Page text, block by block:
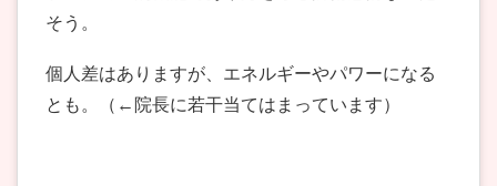
そう。
個人差はありますが、エネルギーやパワーになる
とも。（←院長に若干当てはまっています）